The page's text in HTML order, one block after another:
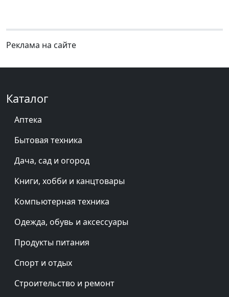
Реклама на сайте
Каталог
Аптека
Бытовая техника
Дача, сад и огород
Книги, хобби и канцтовары
Компьютерная техника
Одежда, обувь и аксессуары
Продукты питания
Спорт и отдых
Строительство и ремонт